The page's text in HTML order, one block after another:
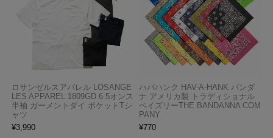
ロサンゼルスアパレル LOSANGE
LES APPAREL 1809GD 6.5オンス
半袖 ガーメントダイ ポケットTシ
ャツ
¥3,990
ハバハンク HAV-A-HANK バンダ
ナ アメリカ製 トラディショナル
ペイズリーTHE BANDANNA COM
PANY
¥770